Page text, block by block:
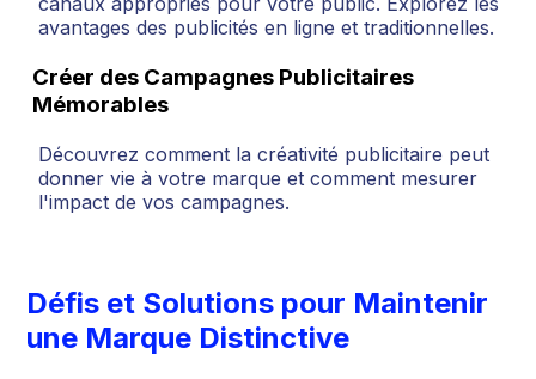
avantages des publicités en ligne et traditionnelles.
Créer des Campagnes Publicitaires
Mémorables
Découvrez comment la créativité publicitaire peut
donner vie à votre marque et comment mesurer
l'impact de vos campagnes.
Défis et Solutions pour Maintenir
une Marque Distinctive